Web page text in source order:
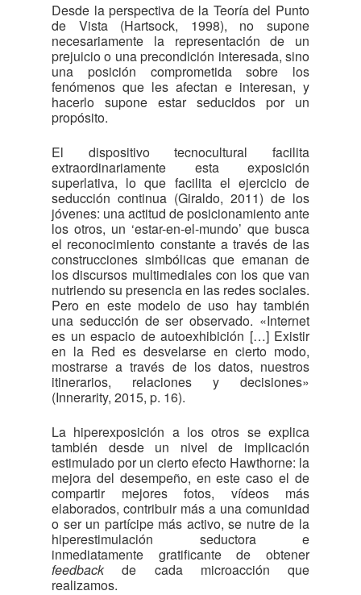
Desde la perspectiva de la Teoría del Punto
de Vista (Hartsock, 1998), no supone
necesariamente la representación de un
prejuicio o una precondición interesada, sino
una posición comprometida sobre los
fenómenos que les afectan e interesan, y
hacerlo supone estar seducidos por un
propósito.
El dispositivo tecnocultural facilita
extraordinariamente esta exposición
superlativa, lo que facilita el ejercicio de
seducción continua (Giraldo, 2011) de los
jóvenes: una actitud de posicionamiento ante
los otros, un ‘estar-en-el-mundo’ que busca
el reconocimiento constante a través de las
construcciones simbólicas que emanan de
los discursos multimediales con los que van
nutriendo su presencia en las redes sociales.
Pero en este modelo de uso hay también
una seducción de ser observado. «Internet
es un espacio de autoexhibición […] Existir
en la Red es desvelarse en cierto modo,
mostrarse a través de los datos, nuestros
itinerarios, relaciones y decisiones»
(Innerarity, 2015, p. 16).
La hiperexposición a los otros se explica
también desde un nivel de implicación
estimulado por un cierto efecto Hawthorne: la
mejora del desempeño, en este caso el de
compartir mejores fotos, vídeos más
elaborados, contribuir más a una comunidad
o ser un partícipe más activo, se nutre de la
hiperestimulación seductora e
inmediatamente gratificante de obtener
feedbackde cada microacción que
realizamos.